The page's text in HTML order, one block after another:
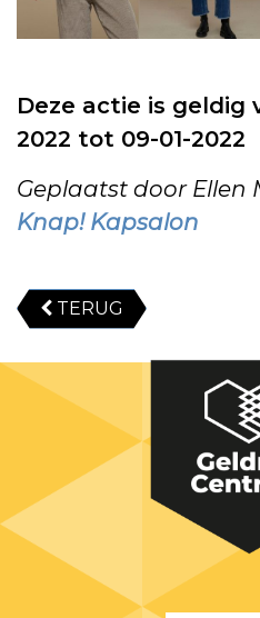
Deze actie is geldig
2022 tot 09-01-2022
Geplaatst door Ellen
Knap! Kapsalon
TERUG